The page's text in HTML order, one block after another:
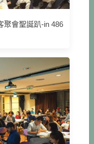
聚會聖誕趴-in 486